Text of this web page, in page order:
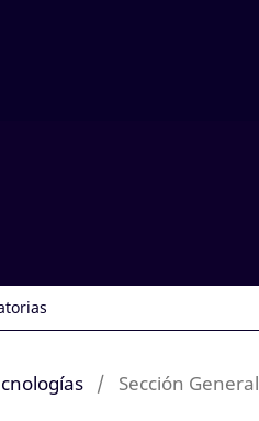
/ Sección General